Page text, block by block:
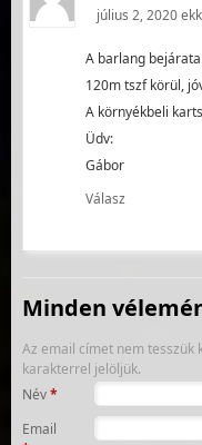
július 2, 2020
A barlang
120m tszf körül,
A környékbeli
Üdv:
Gábor
Válasz
Minden
Az email címet nem tesszük
karakterrel jelöljük.
Név*
Email